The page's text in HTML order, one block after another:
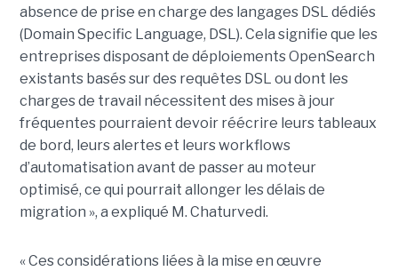
absence de prise en charge des langages DSL dédiés
(Domain Specific Language, DSL). Cela signifie que les
entreprises disposant de déploiements OpenSearch
existants basés sur des requêtes DSL ou dont les
charges de travail nécessitent des mises à jour
fréquentes pourraient devoir réécrire leurs tableaux
de bord, leurs alertes et leurs workflows
d’automatisation avant de passer au moteur
optimisé, ce qui pourrait allonger les délais de
migration », a expliqué M. Chaturvedi.
« Ces considérations liées à la mise en œuvre